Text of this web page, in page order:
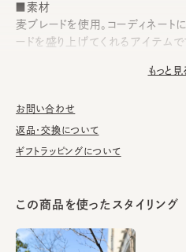
■素材
麦ブレードを使用。コーディネート
ードを盛り上げてくれるアイテムで
して、汗止めのハットライナーのお
差があります。
生産国 made in JAPAN
もっと見
お問い合わせ
返品・交換について
ギフトラッピングについて
この商品を使ったスタイリング